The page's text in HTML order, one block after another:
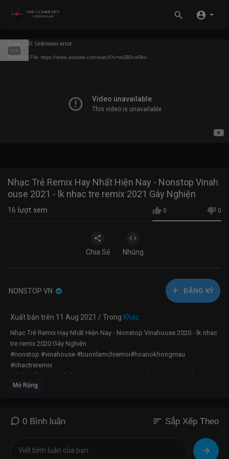
Code 150: Unknown error.
Download File: https://www.youtube.com/watch?v=on2BDceI0ks
Nhạc Trẻ Remix Hay Nhất Hiện Nay - Nonstop Vinah
ouse 2021 - lk nhac tre remix 2021 Gây Nghiện
0 0
16 lượt xem
Chia Sẻ Nhúng
NONSTOP VN ĐĂNG KÝ
Xuất bản trên 11 Aug 2021 / Trong Khác
Nhạc Trẻ Remix Hay Nhất Hiện Nay - Nonstop Vinahouse 2020 - lk nhac
tre remix 2020 Gây Nghiện
#nonstop #vinahouse #buonlamchiemoi#hoanokhongmau
#nhactreremix
Đánh Mất Em x Thế Thái Remix | NONSTOP Vinahouse Nhạc Trẻ DJ Việt
Mix Remix 2021 Mới Nhất Hiện Nay
Nhạc Trẻ Remix, Việt Mix NONSTOP 2020 Vinahouse, LK Nhạc Trẻ
https://www.youtube.com/watch?
v=4Of38ZUnV7Q
Mở Rộng
0 Bình luận sort Sắp Xếp Theo